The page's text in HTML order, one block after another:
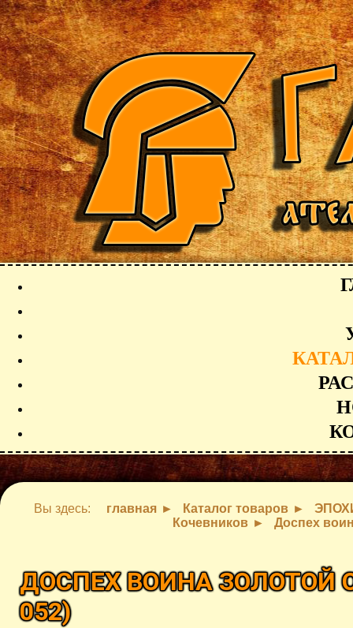
Вы здесь: главная Каталог товаров
Кочевников
Доспех
ДОСПЕХ ВОИНА ЗОЛОТОЙ
052)